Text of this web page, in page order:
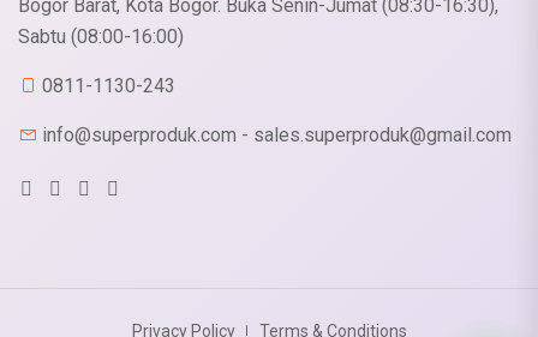
Bogor Barat, Kota Bogor. Buka Senin-Jumat (08:30-16:30),
Sabtu (08:00-16:00)
0811-1130-243
info@superproduk.com - sales.superproduk@gmail.com
Privacy Policy Terms & Conditions